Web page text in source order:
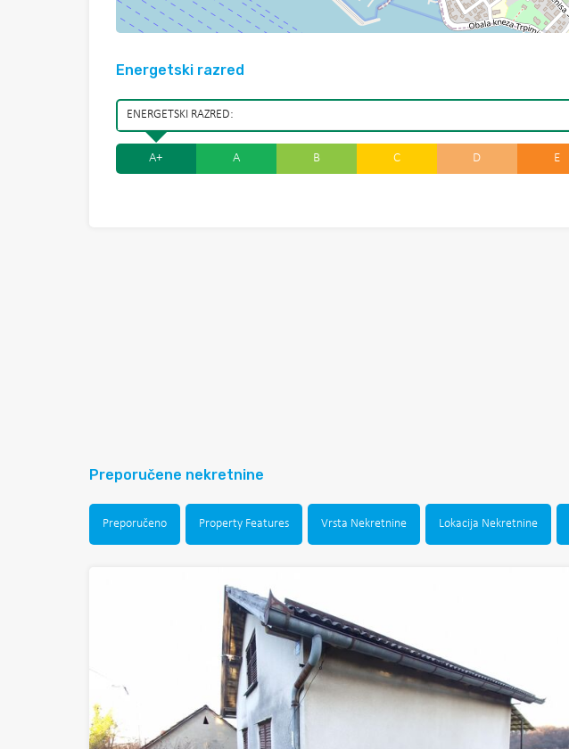
Energetski razred
ENERGETSKI RAZRED:
A+ A B C D E
Preporučene nekretnine
Preporučeno Property Features Vrsta Nekretnine Lokacija Nekretnine